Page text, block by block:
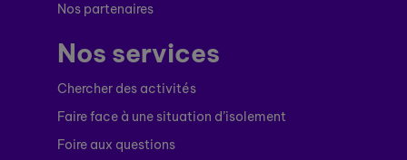
Nos partenaires
Nos services
Chercher des activités
Faire face à une situation d’isolement
Foire aux questions